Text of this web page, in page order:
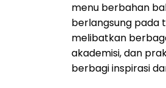
menu berbahan
berlangsung pada
melibatkan
akademisi, dan
berbagi inspirasi